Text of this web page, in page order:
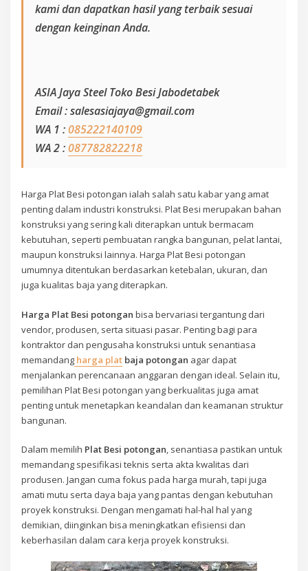
kami dan dapatkan hasil yang terbaik sesuai
dengan keinginan Anda.
ASIA Jaya Steel Toko Besi Jabodetabek
Email : salesasiajaya@gmail.com
WA 1 :085222140109
WA 2 :087782822218
Harga Plat Besi potongan ialah salah satu kabar yang amat
penting dalam industri konstruksi. Plat Besi merupakan bahan
konstruksi yang sering kali diterapkan untuk bermacam
kebutuhan, seperti pembuatan rangka bangunan, pelat lantai,
maupun konstruksi lainnya. Harga Plat Besi potongan
umumnya ditentukan berdasarkan ketebalan, ukuran, dan
juga kualitas baja yang diterapkan.
Harga Plat Besi potongan bisa bervariasi tergantung dari
vendor, produsen, serta situasi pasar. Penting bagi para
kontraktor dan pengusaha konstruksi untuk senantiasa
memandang harga plat baja potongan agar dapat
menjalankan perencanaan anggaran dengan ideal. Selain itu,
pemilihan Plat Besi potongan yang berkualitas juga amat
penting untuk menetapkan keandalan dan keamanan struktur
bangunan.
Dalam memilih Plat Besi potongan, senantiasa pastikan untuk
memandang spesifikasi teknis serta akta kwalitas dari
produsen. Jangan cuma fokus pada harga murah, tapi juga
amati mutu serta daya baja yang pantas dengan kebutuhan
proyek konstruksi. Dengan mengamati hal-hal hal yang
demikian, diinginkan bisa meningkatkan efisiensi dan
keberhasilan dalam cara kerja proyek konstruksi.